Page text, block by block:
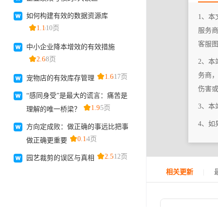
1、本
服务
客服
2、本
务商
伤害
3、本
4、如
相关更新